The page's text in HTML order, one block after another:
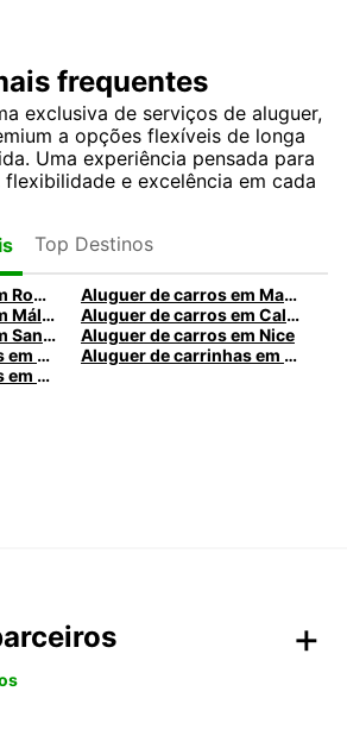
frequentes
exclusiva de serviços de aluguer,
a opções flexíveis de longa
Uma experiência pensada para
e excelência em cada
Top Destinos
Aluguer de carros em Roma
Aluguer de carros em Madrid
Aluguer de carros em Málaga
Aluguer de carros em Caldas da Rainha
Aluguer de carros em Santa Maria da Feira
Aluguer de carros em Nice
Aluguer de carrinhas em Nice
Aluguer de carrinhas em Santa Maria da Feira
Aluguer de carrinhas em Caldas da Rainha